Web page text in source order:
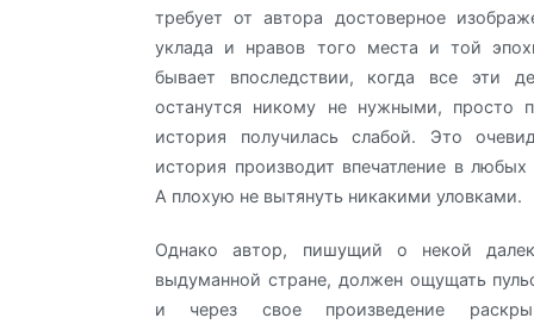
требует от автора достоверное
уклада и нравов того места и той
бывает впоследствии, когда все эти
останутся никому не нужными, просто
история получилась слабой. Это
история производит впечатление в любых
А плохую не вытянуть никакими уловками.
Однако автор, пишущий о некой
выдуманной стране, должен ощущать
и через свое произведение